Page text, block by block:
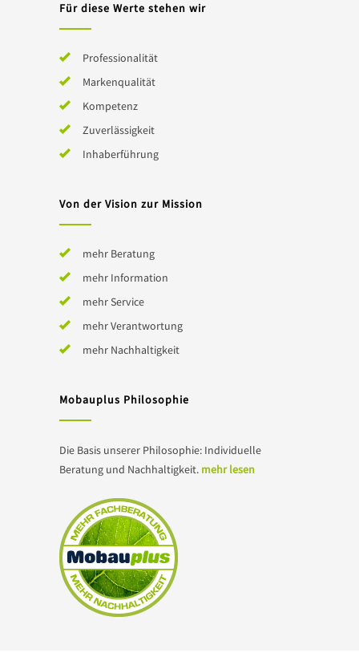
Für diese Werte stehen wir
Professionalität
Markenqualität
Kompetenz
Zuverlässigkeit
Inhaberführung
Von der Vision zur Mission
mehr Beratung
mehr Information
mehr Service
mehr Verantwortung
mehr Nachhaltigkeit
Mobauplus Philosophie
Die Basis unserer Philosophie: Individuelle
Beratung und Nachhaltigkeit. mehr lesen